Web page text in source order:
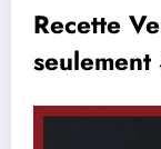
Recette